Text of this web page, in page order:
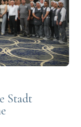
Stadt